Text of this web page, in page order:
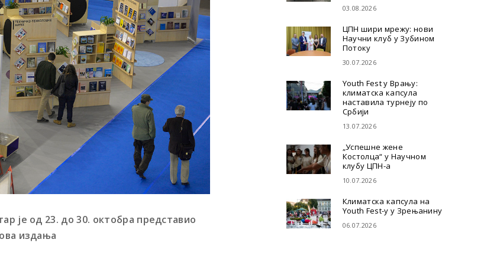
је од 23. до 30. октобра представио
издања
03.08.2026
ЦПН шири мрежу: нови
Научни клуб у Зубином
Потоку
30.07.2026
Youth Fest у Врању:
климатска капсула
наставила турнеју по
Србији
13.07.2026
„Успешне жене
Костолца“ у Научном
клубу ЦПН-а
10.07.2026
Климатска капсула на
Youth Fest-у у Зрењанину
06.07.2026